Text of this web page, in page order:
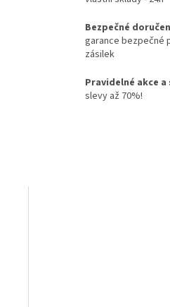
Bezpečné
garance bezpečné
zásilek
Pravidelné akce a
slevy až 70%!